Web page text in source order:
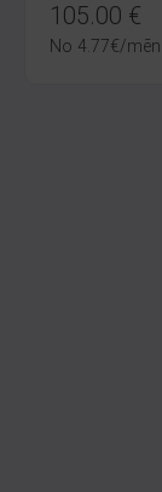
105.00 €
No 4.77€/mēn.